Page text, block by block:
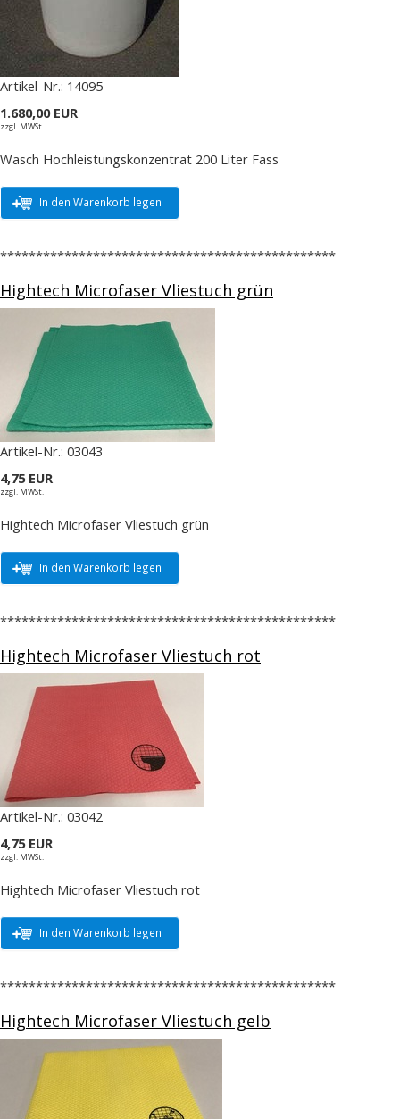
Artikel-Nr.: 14095
1.680,00 EUR
zzgl. MWSt.
Wasch Hochleistungskonzentrat 200 Liter Fass
In den Warenkorb legen
***********************************************
Hightech Microfaser Vliestuch grün
Artikel-Nr.: 03043
4,75 EUR
zzgl. MWSt.
Hightech Microfaser Vliestuch grün
In den Warenkorb legen
***********************************************
Hightech Microfaser Vliestuch rot
Artikel-Nr.: 03042
4,75 EUR
zzgl. MWSt.
Hightech Microfaser Vliestuch rot
In den Warenkorb legen
***********************************************
Hightech Microfaser Vliestuch gelb